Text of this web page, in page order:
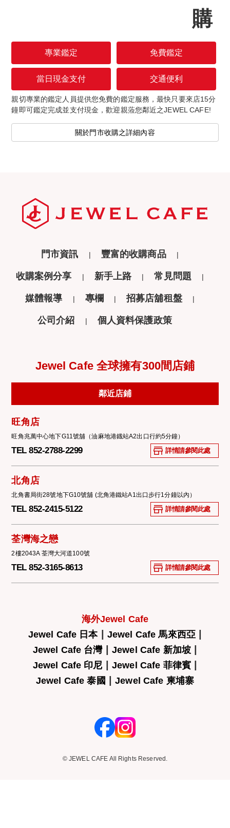
購
專業鑑定 免費鑑定
當日現金支付 交通便利
親切專業的鑑定人員提供您免費的鑑定服務，最快只要來店15分
鐘即可鑑定完成並支付現金，歡迎親蒞您鄰近之JEWEL CAFE!
關於門市收購之詳細內容
門市資訊 豐富的收購商品
收購案例分享 新手上路 常見問題
媒體報導 專欄 招募店舖租盤
公司介紹 個人資料保護政策
Jewel Cafe 全球擁有300間店鋪
鄰近店鋪
旺角店
旺角兆萬中心地下G11號舖（油麻地港鐡站A2出口行約5分鐘）
TEL 852-2788-2299 詳情請參閱此處
北角店
北角書局街28號地下G10號舖 (北角港鐵站A1出口步行1分鐘以內）
TEL 852-2415-5122 詳情請參閱此處
荃灣海之戀
2樓2043A 荃灣大河道100號
TEL 852-3165-8613 詳情請參閱此處
海外Jewel Cafe
Jewel Cafe 日本| Jewel Cafe 馬來西亞 |
Jewel Cafe 台灣| Jewel Cafe 新加坡|
Jewel Cafe 印尼| Jewel Cafe 菲律賓|
Jewel Cafe 泰國 |Jewel Cafe 柬埔寨
© JEWEL CAFE All Rights Reserved.